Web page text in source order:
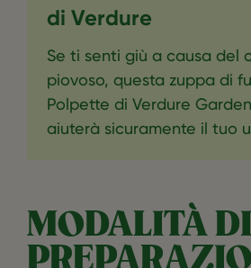
di Verdure
‎Se ti senti giù a causa del
piovoso, questa zuppa di
Polpette di Verdure
aiuterà sicuramente il tuo
MODALITÀ DI